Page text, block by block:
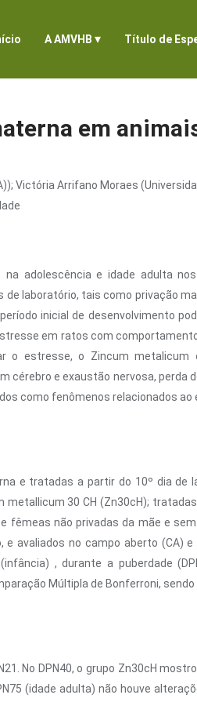
A AMVHB ▾ Título de
em
Victória Arrifano Moraes
adolescência e idade adulta
laboratório, tais como privação
inicial de desenvolvimento
em ratos com
o estresse, o Zincum
e exaustão nervosa, perda
como fenômenos relacionados
e tratadas a partir do 10º dia de
30 CH (Zn30cH);
fêmeas não privadas da mãe e
avaliados no campo aberto (CA)
, durante a puberdade
Múltipla de Bonferroni, sendo
No DPN40, o grupo Zn30cH
(idade adulta) não houve